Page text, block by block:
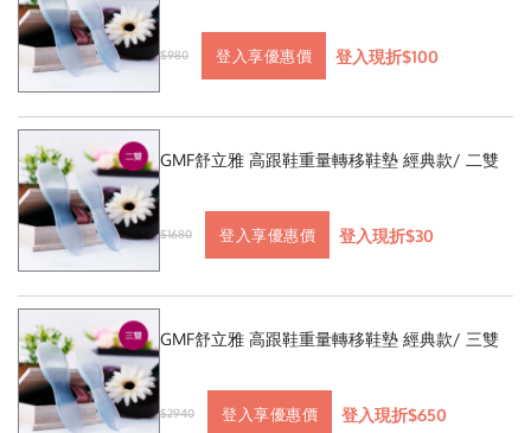
$980 登入享優惠價 登入現折$100
GMF舒立雅 高跟鞋重量轉移鞋墊 經典款/ 二雙
$1680 登入享優惠價 登入現折$30
GMF舒立雅 高跟鞋重量轉移鞋墊 經典款/ 三雙
$2940 登入享優惠價 登入現折$650